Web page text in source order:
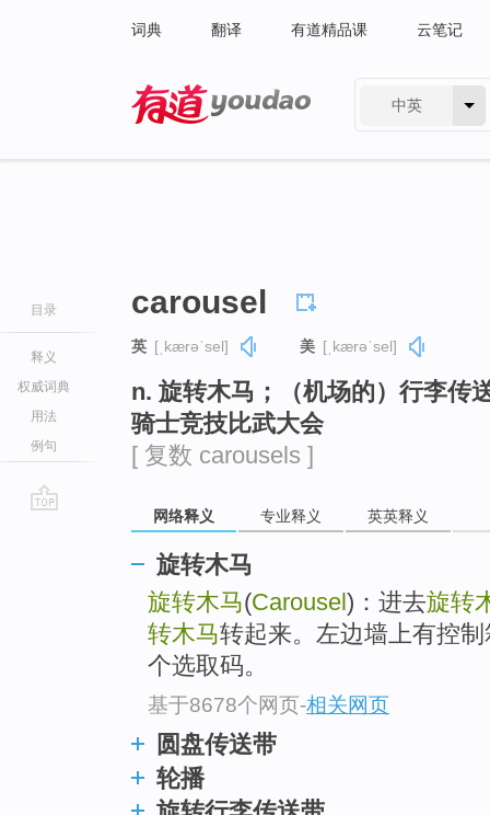
词典 翻译 有道精品课 云笔记
中英
目录
释义
权威词典
用法
例句
carousel
英 [ˌkærəˈsel] 美 [ˌkærəˈsel]
n. 旋转木马；（机场的）行李传
骑士竞技比武大会
[ 复数 carousels ]
网络释义 专业释义 英英释义
旋转木马
旋转木马(Carousel )：进去旋转
转木马转起来。左边墙上有控
个选取码。
基于8678个网页-相关网页
圆盘传送带
轮播